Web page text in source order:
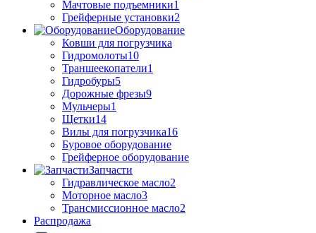
Мачтовые подъемники1
Грейферные установки2
Оборудование
Ковши для погрузчика
Гидромолоты10
Траншеекопатели1
Гидробуры5
Дорожные фрезы9
Мульчеры1
Щетки14
Вилы для погрузчика16
Буровое оборудование
Грейферное оборудование
Запчасти
Гидравлическое масло2
Моторное масло3
Трансмиссионное масло2
Распродажа